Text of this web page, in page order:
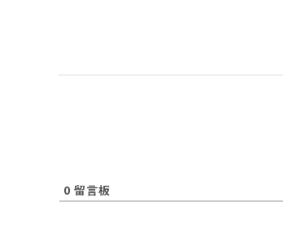
0 留言板